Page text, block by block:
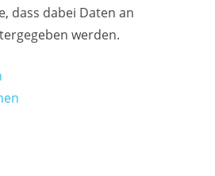
dass dabei Daten an
werden.